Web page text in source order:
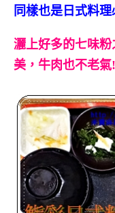
同樣也是日式料
灑上好多的七味
美，牛肉也不老